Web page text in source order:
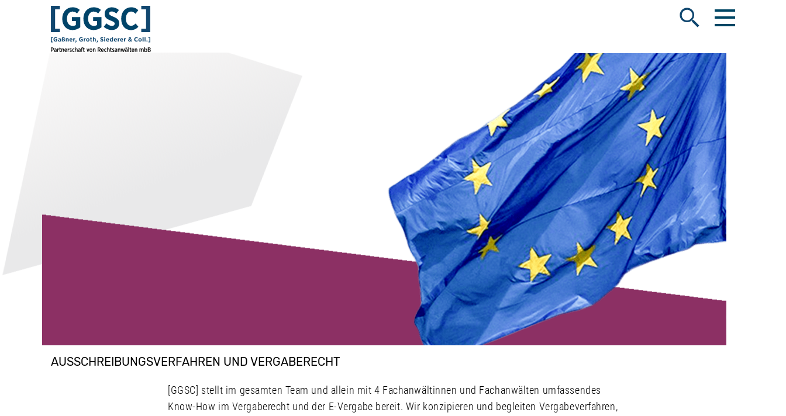
Suche öffnenMenü öffnen
AUSSCHREIBUNGSVERFAHREN UND VERGABERECHT
[GGSC] stellt im gesamten Team und allein mit 4 Fachanwältinnen und Fachanwälten umfassendes
Know-How im Vergaberecht und der E-Vergabe bereit. Wir konzipieren und begleiten Vergabeverfahren,